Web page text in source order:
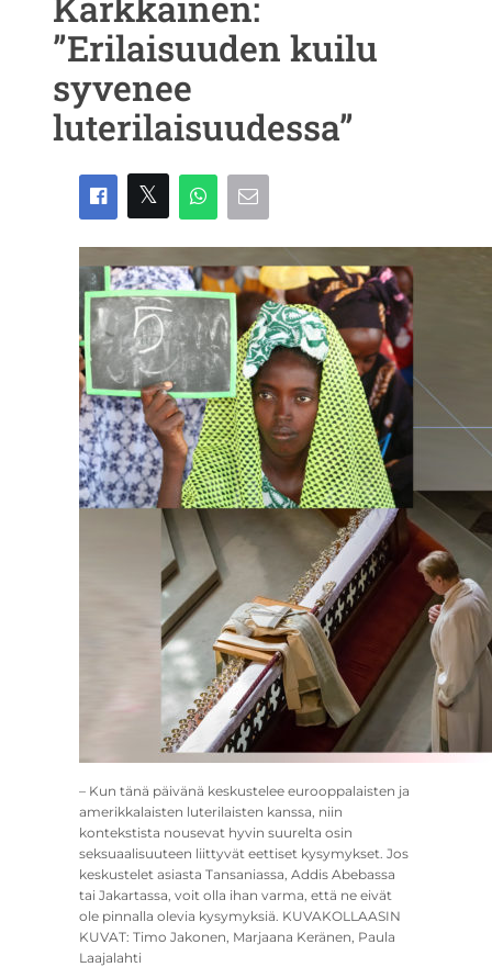
”Erilaisuuden kuilu
syvenee
luterilaisuudessa”
– Kun tänä päivänä keskustelee eurooppalaisten ja
amerikkalaisten luterilaisten kanssa, niin
kontekstista nousevat hyvin suurelta osin
seksuaalisuuteen liittyvät eettiset kysymykset. Jos
keskustelet asiasta Tansaniassa, Addis Abebassa
tai Jakartassa, voit olla ihan varma, että ne eivät
ole pinnalla olevia kysymyksiä. KUVAKOLLAASIN
KUVAT: Timo Jakonen, Marjaana Keränen, Paula
Laajalahti